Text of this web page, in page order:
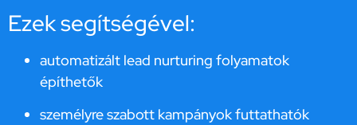
Ezek segítségével:
automatizált lead nurturing folyamatok
építhetők
személyre szabott kampányok futtathatók